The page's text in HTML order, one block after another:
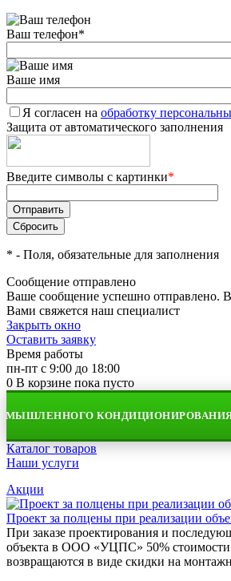
Ваш телефон*
Ваше имя
Я согласен на обработку
Защита от автоматического заполнения
Введите символы с картинки*
* - Поля, обязательные для заполнения
Сообщение отправлено
Ваше сообщение успешно отправлено.
Вами свяжется наш специалист
Закрыть окно
Оставить заявку
Время работы
пн-пт с 9:00 до 18:00
0 В корзине пока пусто
КОНДИЦИОНИРОВАНИЯ И
Каталог товаров
Наши услуги
Акции
Проект за полцены при реализации
При заказе проектирования и
объекта в ООО «УЦПС» 50% стоимости
возвращаются в виде скидки на